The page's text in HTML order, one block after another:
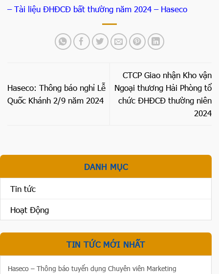
– Tài liệu ĐHĐCĐ bất thường năm 2024 – Haseco
Haseco: Thông báo nghỉ Lễ
Quốc Khánh 2/9 năm 2024
CTCP Giao nhận Kho vận
Ngoại thương Hải Phòng tổ
chức ĐHĐCĐ thường niên
2024
DANH MỤC
Tin tức
Hoạt Động
TIN TỨC MỚI NHẤT
Haseco – Thông báo tuyển dụng Chuyên viên Marketing